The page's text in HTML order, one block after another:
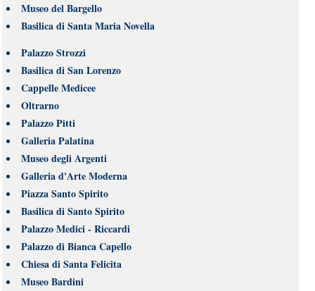
Museo del Bargello
Basilica di Santa Maria Novella
Palazzo Strozzi
Basilica di San Lorenzo
Cappelle Medicee
Oltrarno
Palazzo Pitti
Galleria Palatina
Museo degli Argenti
Galleria d'Arte Moderna
Piazza Santo Spirito
Basilica di Santo Spirito
Palazzo Medici - Riccardi
Palazzo di Bianca Capello
Chiesa di Santa Felicita
Museo Bardini